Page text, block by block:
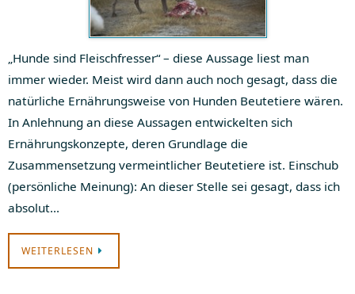
„Hunde sind Fleischfresser“ – diese Aussage liest man
immer wieder. Meist wird dann auch noch gesagt, dass die
natürliche Ernährungsweise von Hunden Beutetiere wären.
In Anlehnung an diese Aussagen entwickelten sich
Ernährungskonzepte, deren Grundlage die
Zusammensetzung vermeintlicher Beutetiere ist. Einschub
(persönliche Meinung): An dieser Stelle sei gesagt, dass ich
absolut…
WEITERLESEN